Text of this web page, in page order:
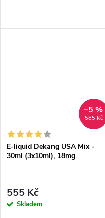
585 Kč
–5 %
E-liquid Dekang USA Mix -
30ml (3x10ml), 18mg
555 Kč
Skladem